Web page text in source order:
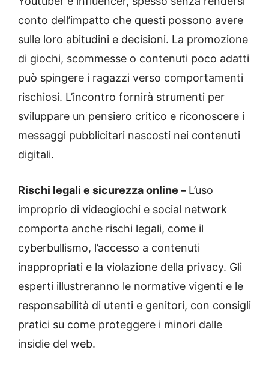
conto dell’impatto che questi possono avere
sulle loro abitudini e decisioni. La promozione
di giochi, scommesse o contenuti poco adatti
può spingere i ragazzi verso comportamenti
rischiosi. L’incontro fornirà strumenti per
sviluppare un pensiero critico e riconoscere i
messaggi pubblicitari nascosti nei contenuti
digitali.
Rischi legali e sicurezza online – L’uso
improprio di videogiochi e social network
comporta anche rischi legali, come il
cyberbullismo, l’accesso a contenuti
inappropriati e la violazione della privacy. Gli
esperti illustreranno le normative vigenti e le
responsabilità di utenti e genitori, con consigli
pratici su come proteggere i minori dalle
insidie del web.